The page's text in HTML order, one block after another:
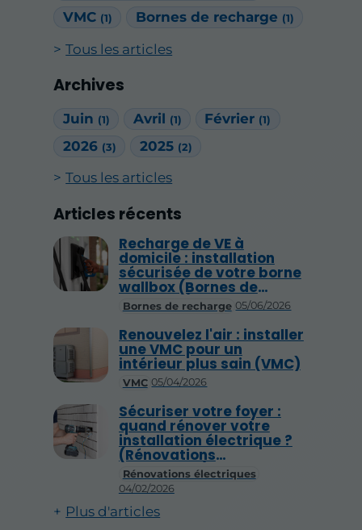
VMC (1) Bornes de recharge (1)
Tous les articles
Archives
Juin (1) Avril (1) Février (1)
2026 (3) 2025 (2)
Tous les articles
Articles récents
Bornes de recharge 05/06/2026
Recharge de VE à
domicile : installation
sécurisée de votre borne
wallbox (Bornes de
recharge)
VMC 05/04/2026
Renouvelez l'air : installer
une VMC pour un
intérieur plus sain (VMC)
Rénovations électriques
04/02/2026
Sécuriser votre foyer :
quand rénover votre
installation électrique ?
(Rénovations
électriques)
Plus d'articles